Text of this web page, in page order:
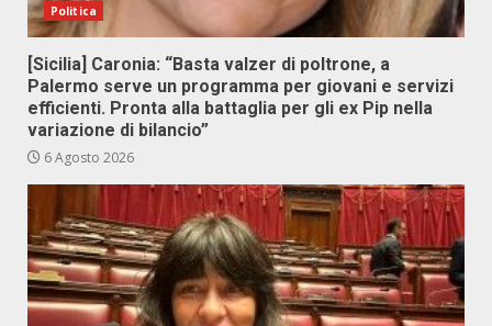
Politica
[Sicilia] Caronia: “Basta valzer di poltrone, a
Palermo serve un programma per giovani e servizi
efficienti. Pronta alla battaglia per gli ex Pip nella
variazione di bilancio”
6 Agosto 2026